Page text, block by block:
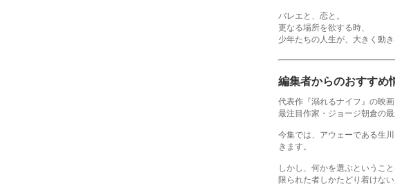
バレエと、恋と。
更なる場所を欲する時、
少年たちの人生が、大きく動
編集者からのおすすめ
代表作『溺れるナイフ』の映画
最注目作家・ジョージ朝倉の
今集では、アウェーである生
きます。
しかし、何かを選ぶというこ
限られた者しかたどり着けな